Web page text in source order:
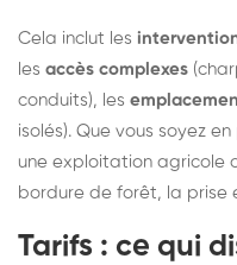
Cela inclut les
les accès complexes
conduits), les
isolés). Que vous soyez
une exploitation agricole
bordure de forêt, la prise
Tarifs : ce qui